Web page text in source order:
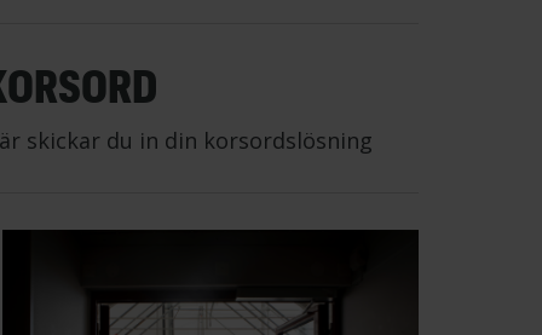
skickar du in din korsordslösning